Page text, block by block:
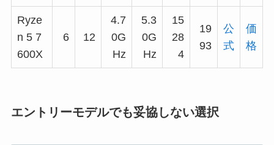
Ryze
n 5 7
600X
6 12
4.7
0G
Hz
5.3
0G
Hz
15
28
4
19
93
公
式
価
格
エントリーモデルでも妥協しない選択